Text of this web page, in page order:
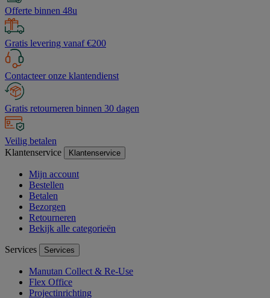
Offerte binnen 48u
Gratis levering vanaf €200
Contacteer onze klantendienst
Gratis retourneren binnen 30 dagen
Veilig betalen
Klantenservice
Klantenservice
Mijn account
Bestellen
Betalen
Bezorgen
Retourneren
Bekijk alle categorieën
Services Services
Manutan Collect & Re-Use
Flex Office
Projectinrichting